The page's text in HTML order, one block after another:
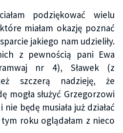
podziękować wielu
miałam okazję poznać
jakiego nam udzieliły.
z pewnością pani Ewa
nr 4), Sławek (z
szczerą nadzieję, że
mogła służyć Grzegorzowi
będę musiała już działać
roku oglądałam z nieco